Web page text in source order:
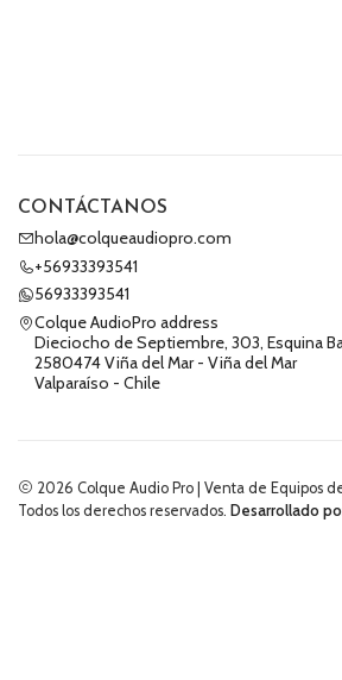
CONTÁCTANOS
hola@colqueaudiopro.com
+56933393541
56933393541
Colque AudioPro address
Dieciocho de Septiembre, 303, Esquina
2580474 Viña del Mar - Viña del Mar
Valparaíso - Chile
2026 Colque Audio Pro | Venta de Equipos
Todos los derechos reservados. Desarrollado